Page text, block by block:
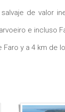
de valor
e
y a 4 km de